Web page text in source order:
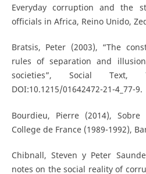
Everyday corruption and the
officials in Africa, Reino Unido,
Bratsis, Peter (2003), “The
rules of separation and
societies”, Social Text,
DOI:10.1215/01642472-21-4_77-9.
Bourdieu, Pierre (2014),
College de France (1989-1992),
Chibnall, Steven y Peter
notes on the social reality of